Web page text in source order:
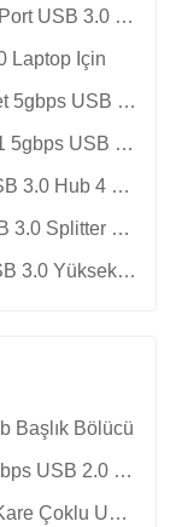
rj45 Gigabit Ethernet Plastik ABS 3 Port USB 3.0 HUB
Laptop Için
Hafif Ağırlıklı MacBook Laptop Tablet 5gbps USB 3.0 Hub
Beyaz PC Mac Laptop Masaüstü 4 1 5gbps USB 3.0 Hub
15 CM Kablo SuperSpeed 4 In 1 USB 3.0 Hub 4 Port
Portatif Mini 3 Port Veri Aktarımı USB 3.0 Splitter Hub
Renkli Klavye 5gbps Slim 4 Port USB 3.0 Yüksek Hızlı Hub
Başlık Bölücü
2 In 1 Plastik ABS Slim 3 Port 100mbps USB 2.0 Hub
Hepsi Birde 3 Portlu Kart Okuyucu Kare Çoklu USB Bölücü